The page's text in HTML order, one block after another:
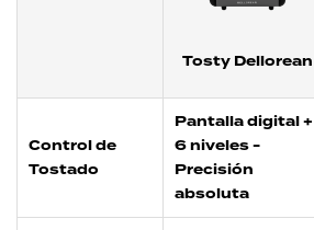
Tosty Dellorean
Control de
Tostado
Pantalla digital +
6 niveles -
Precisión
absoluta